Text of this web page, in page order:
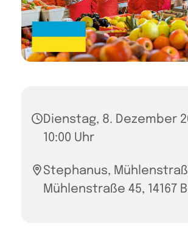
Dienstag, 8. Dezember
10:00 Uhr
Stephanus,
Mühlenstraße 45, 14167